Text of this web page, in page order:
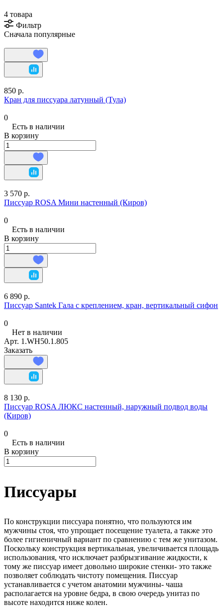
4 товара
Фильтр
Сначала популярные
850 р.
Кран для писсуара латунный (Тула)
0
Есть в наличии
В корзину
3 570 р.
Писсуар ROSA Мини настенный (Киров)
0
Есть в наличии
В корзину
6 890 р.
Писсуар Santek Гала с креплением, кран, вертикальный сифон
0
Нет в наличии
Арт. 1.WH50.1.805
Заказать
8 130 р.
Писсуар ROSA ЛЮКС настенный, наружный подвод воды
(Киров)
0
Есть в наличии
В корзину
Писсуары
По конструкции писсуара понятно, что пользуются им
мужчины стоя, что упрощает посещение туалета, а также это
более гигиеничный вариант по сравнению с тем же унитазом.
Поскольку конструкция вертикальная, увеличивается площадь
использования, что исключает разбрызгивание жидкости, к
тому же писсуар имеет довольно широкие стенки- это также
позволяет соблюдать чистоту помещения. Писсуар
устанавливается с учетом анатомии мужчины- чаша
располагается на уровне бедра, в свою очередь унитаз по
высоте находится ниже колен.